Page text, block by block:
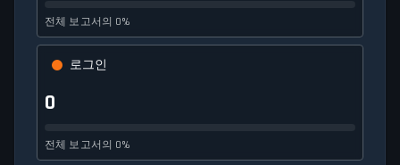
전체 보고서의 0%
로그인
0
전체 보고서의 0%